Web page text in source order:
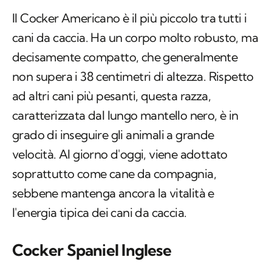
Il Cocker Americano è il più piccolo tra tutti i
cani da caccia. Ha un corpo molto robusto, ma
decisamente compatto, che generalmente
non supera i 38 centimetri di altezza. Rispetto
ad altri cani più pesanti, questa razza,
caratterizzata dal lungo mantello nero, è in
grado di inseguire gli animali a grande
velocità. Al giorno d'oggi, viene adottato
soprattutto come cane da compagnia,
sebbene mantenga ancora la vitalità e
l'energia tipica dei cani da caccia.
Cocker Spaniel Inglese